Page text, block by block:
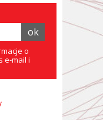
o
e-mail i